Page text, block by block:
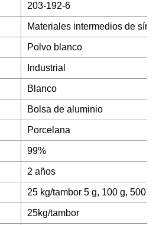
203-192-6
Materiales intermedios de
Polvo blanco
Industrial
Blanco
Bolsa de aluminio
Porcelana
99%
2 años
25 kg/tambor 5 g, 100 g, 500
25kg/tambor